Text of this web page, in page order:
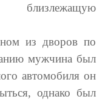
близлежащую
из дворов по
мужчина был
автомобиля он
однако был